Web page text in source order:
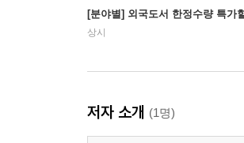
[분야별] 외국도서 한정수량 특가
상시
저자 소개 (1명)